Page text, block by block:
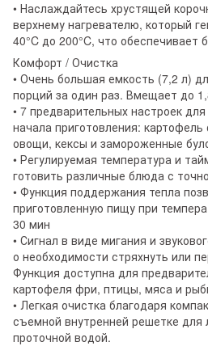
• Наслаждайтесь хрустящей
верхнему нагревателю, который
40°C до 200°C, что обеспечивает
Комфорт / Очистка
• Очень большая емкость (7,2 л)
порций за один раз. Вмещает до
• 7 предварительных настроек для
начала приготовления:
овощи, кексы и замороженные
• Регулируемая температура и
готовить различные блюда с
• Функция поддержания тепла
приготовленную пищу при
30 мин
• Сигнал в виде мигания и
о необходимости стряхнуть или
Функция доступна для
картофеля фри, птицы, мяса и
• Легкая очистка благодаря
съемной внутренней решетке для
проточной водой.